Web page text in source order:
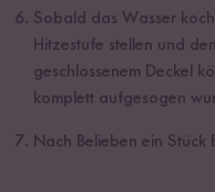
Sobald das Wasser
Hitzestufe stellen und
geschlossenem Deckel
komplett aufgesogen
Nach Belieben ein Stück